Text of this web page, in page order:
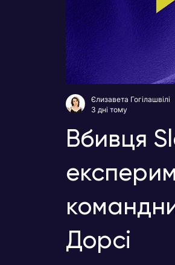
Вбивця
Дорсі
Єлизавета Гогілашвілі
3 дні тому